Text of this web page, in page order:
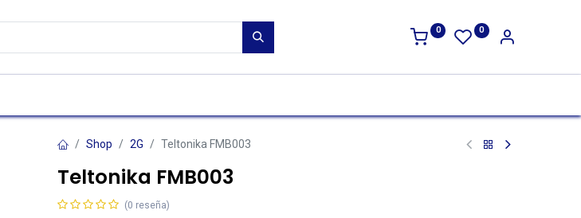
0 0
Shop 2G Teltonika FMB003
Teltonika FMB003
(0 reseña)